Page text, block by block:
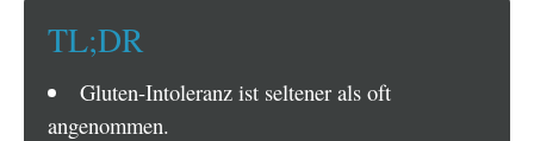
TL;DR
Gluten-Intoleranz ist seltener als oft
angenommen.